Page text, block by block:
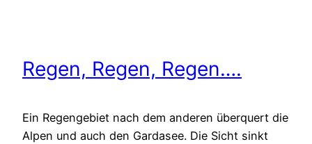
Regen, Regen, Regen….
Ein Regengebiet nach dem anderen überquert die
Alpen und auch den Gardasee. Die Sicht sinkt